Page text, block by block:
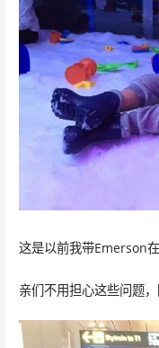
这是以前我带Emerson
亲们不用担心这些问题